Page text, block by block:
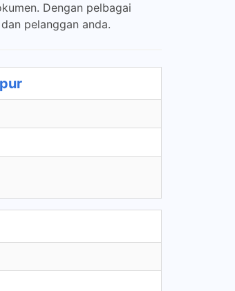
Dengan pelbagai
pelanggan anda.